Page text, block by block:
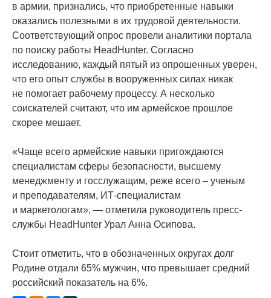
в армии, признались, что приобретенные навыки
оказались полезными в их трудовой деятельности.
Соответствующий опрос провели аналитики портала
по поиску работы HeadHunter. Согласно
исследованию, каждый пятый из опрошенных уверен,
что его опыт службы в вооруженных силах никак
не помогает рабочему процессу. А несколько
соискателей считают, что им армейское прошлое
скорее мешает.
«Чаще всего армейские навыки пригождаются
специалистам сферы безопасности, высшему
менеджменту и госслужащим, реже всего – ученым
и преподавателям, ИТ-специалистам
и маркетологам», — отметила руководитель пресс-
службы HeadHunter Урал Анна Осипова.
Стоит отметить, что в обозначенных округах долг
Родине отдали 65% мужчин, что превышает средний
российский показатель на 6%.